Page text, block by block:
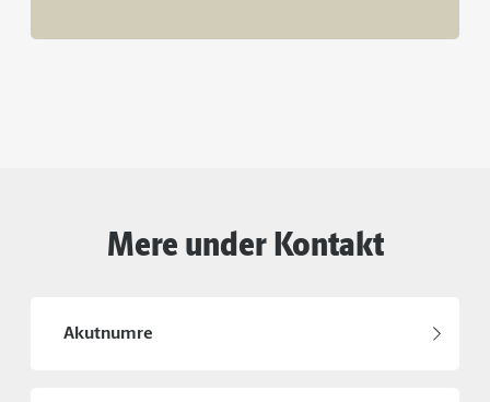
Mere under Kontakt
Akutnumre